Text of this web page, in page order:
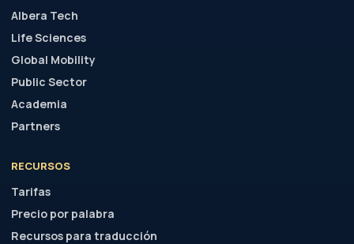
Precio por palabra
Recursos para traducción
Cursos para traductores
Seminarios
Programa de referidos
Empresa
CONTACTO
TELÉFONO
(+34) 630 40 67 10